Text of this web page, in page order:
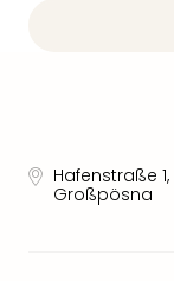
Hafenstraße 1,
Großpösna